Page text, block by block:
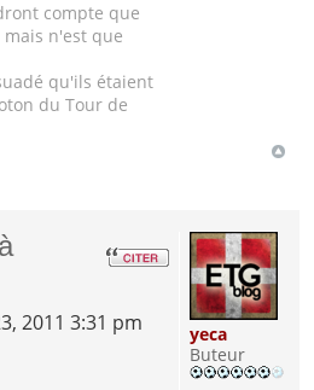
compte que
n'est que
qu'ils étaient
du Tour de
2011 3:31 pm
yeca
Buteur